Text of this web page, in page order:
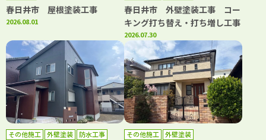
春日井市 屋根塗装工事
2026.08.01
春日井市 外壁塗装工事 コー
キング打ち替え・打ち増し工事
2026.07.30
その他施工 外壁塗装 防水工事 その他施工 外壁塗装